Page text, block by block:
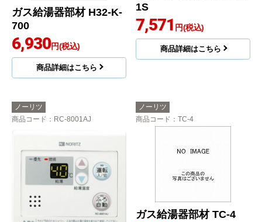
ガス給湯器部材 H32-K-
700
6,930円(税込)
商品詳細はこちら
1S
7,571 円(税込)
商品詳細はこちら
ノーリツ
商品コード ：RC-8001AJ
ノーリツ
商品コード ：TC-4
ガス給湯器部材 TC-4